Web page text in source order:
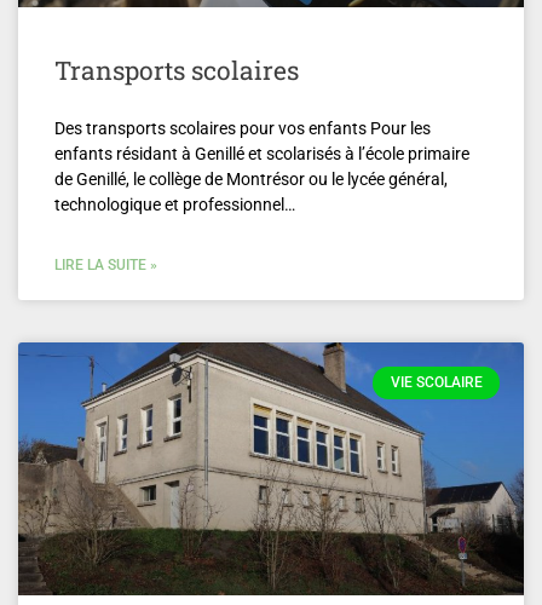
Transports scolaires
Des transports scolaires pour vos enfants Pour les
enfants résidant à Genillé et scolarisés à l’école primaire
de Genillé, le collège de Montrésor ou le lycée général,
technologique et professionnel…
LIRE LA SUITE »
VIE SCOLAIRE